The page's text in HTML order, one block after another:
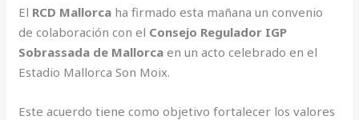
El RCD Mallorca ha firmado esta mañana un convenio
de colaboración con el Consejo Regulador IGP
Sobrassada de Mallorca en un acto celebrado en el
Estadio Mallorca Son Moix.
Este acuerdo tiene como objetivo fortalecer los valores